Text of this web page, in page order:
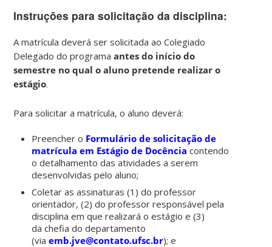
Instruções para solicitação da disciplina:
A matrícula deverá ser solicitada ao Colegiado
Delegado do programaantes do início do
semestre no qual o aluno pretende realizar o
estágio.
Para solicitar a matrícula, o aluno deverá:
Preencher o Formulário de solicitação de
matrícula em Estágio de Docência contendo
o detalhamento das atividades a serem
desenvolvidas pelo aluno;
Coletar as assinaturas (1) do professor
orientador, (2) do professor responsável pela
disciplina em que realizará o estágio e (3)
da chefia do departamento
(viaemb.jve@contato.ufsc.br); e